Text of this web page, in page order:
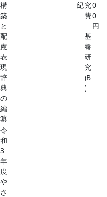
構
築
と
配
慮
表
現
辞
典
の
編
纂
紀究
費
基
盤
研
究
(B
)
0
0
円
令
和
3
年
度
や
さ